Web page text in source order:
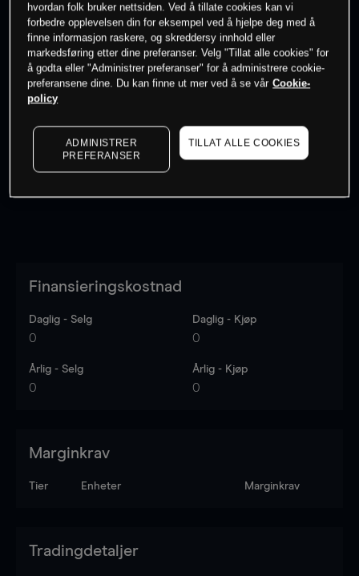
Søk om konto
Kursene er veiledende. to see latest market data
Finansieringskostnad
Daglig - Selg
0
Daglig - Kjøp
0
Årlig - Selg
0
Årlig - Kjøp
0
Marginkrav
Tier Enheter Marginkrav
Tradingdetaljer
hvordan folk bruker nettsiden. Ved å tillate cookies kan vi
forbedre opplevelsen din for eksempel ved å hjelpe deg med å
finne informasjon raskere, og skreddersy innhold eller
markedsføring etter dine preferanser. Velg "Tillat alle cookies" for
å godta eller "Administrer preferanser" for å administrere cookie-
preferansene dine. Du kan finne ut mer ved å se vår Cookie-
policy
ADMINISTRER
PREFERANSER
TILLAT ALLE COOKIES